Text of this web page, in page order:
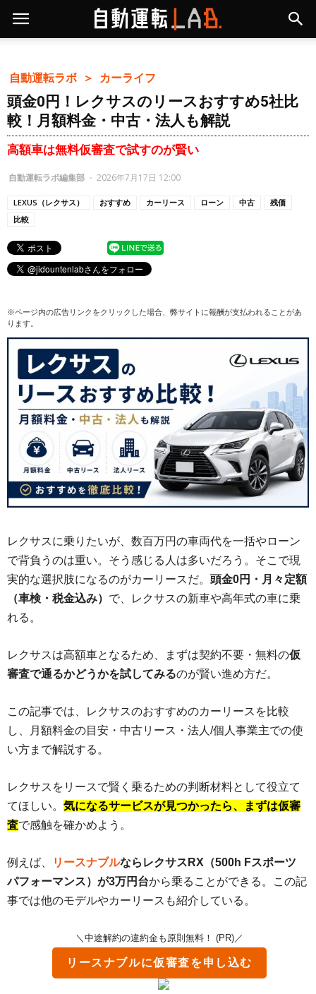
自動運転ラボ ＞ カーライフ
頭金0円！レクサスのリースおすすめ5社比
較！月額料金・中古・法人も解説
高額車は無料仮審査で試すのが賢い
自動運転ラボ編集部 - 2026年7月17日 12:00
LEXUS（レクサス） おすすめ カーリース ローン 中古
残価
比較
※ページ内の広告リンクをクリックした場合、弊サイトに報酬が支払われることがあ
ります。
レクサスに乗りたいが、数百万円の車両代を一括やローン
で背負うのは重い。そう感じる人は多いだろう。そこで現
実的な選択肢になるのがカーリースだ。 頭金0円・月々定額
（車検・税金込み） で、レクサスの新車や高年式の車に乗
れる。
レクサスは高額車となるため、まずは契約不要・無料の仮
審査で通るかどうかを試してみるのが賢い進め方だ。
この記事では、レクサスのおすすめのカーリースを比較
し、月額料金の目安・中古リース・法人/個人事業主での使
い方まで解説する。
レクサスをリースで賢く乗るための判断材料として役立て
てほしい。 気になるサービスが見つかったら、まずは仮審
査で感触を確かめよう。
例えば、 リースナブルならレクサスRX（500h Fスポーツ
パフォーマンス）が3万円台から乗ることができる。この記
事では他のモデルやカーリースも紹介している。
＼中途解約の違約金も原則無料！ (PR)／
リースナブルに仮審査を申し込む